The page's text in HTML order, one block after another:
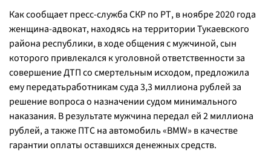
Как сообщает пресс-служба СКР по РТ, в ноябре 2020 года
женщина-адвокат, находясь на территории Тукаевского
района республики, в ходе общения с мужчиной, сын
которого привлекался к уголовной ответственности за
совершение ДТП со смертельным исходом, предложила
ему передатьработникам суда 3,3 миллиона рублей за
решение вопроса о назначении судом минимального
наказания. В результате мужчина передал ей 2 миллиона
рублей, а также ПТС на автомобиль «BMW» в качестве
гарантии оплаты оставшихся денежных средств.